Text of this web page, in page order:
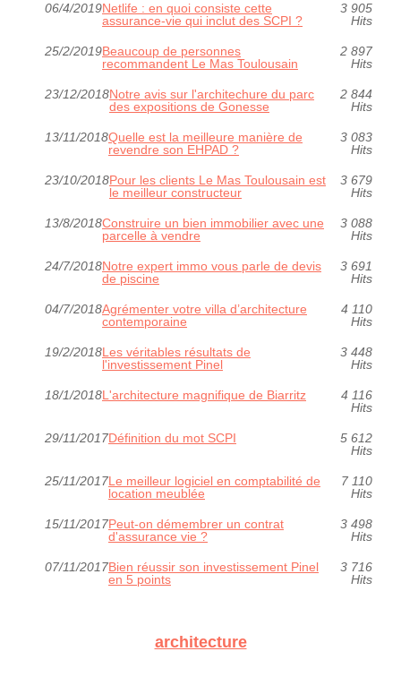
06/4/2019Netlife : en quoi consiste cette
assurance-vie qui inclut des SCPI ?
3 905
Hits
25/2/2019Beaucoup de personnes
recommandent Le Mas Toulousain
2 897
Hits
23/12/2018Notre avis sur l'architechure du parc
des expositions de Gonesse
2 844
Hits
13/11/2018Quelle est la meilleure manière de
revendre son EHPAD ?
3 083
Hits
23/10/2018Pour les clients Le Mas Toulousain est
le meilleur constructeur
3 679
Hits
13/8/2018Construire un bien immobilier avec une
parcelle à vendre
3 088
Hits
24/7/2018Notre expert immo vous parle de devis
de piscine
3 691
Hits
04/7/2018Agrémenter votre villa d’architecture
contemporaine
4 110
Hits
19/2/2018Les véritables résultats de
l'investissement Pinel
3 448
Hits
18/1/2018L'architecture magnifique de Biarritz
4 116
Hits
29/11/2017Définition du mot SCPI
5 612
Hits
25/11/2017Le meilleur logiciel en comptabilité de
location meublée
7 110
Hits
15/11/2017Peut-on démembrer un contrat
d'assurance vie ?
3 498
Hits
07/11/2017Bien réussir son investissement Pinel
en 5 points
3 716
Hits
architecture